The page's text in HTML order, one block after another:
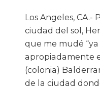
Los Angeles, CA.-
ciudad del sol,
que me mudé
apropiadamente
(colonia)
de la ciudad